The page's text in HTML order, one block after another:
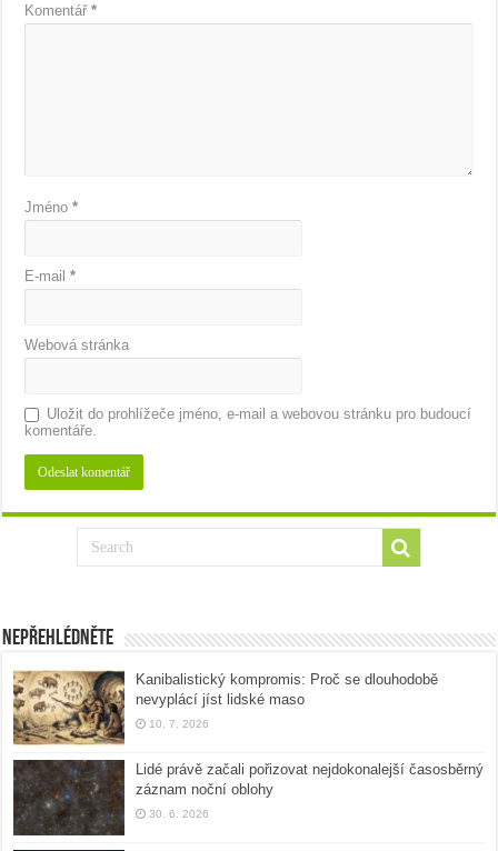
Komentář*
Jméno*
E-mail*
Webová stránka
Uložit do prohlížeče jméno, e-mail a webovou stránku pro budoucí
komentáře.
Nepřehlédněte
Kanibalistický kompromis: Proč se dlouhodobě
nevyplácí jíst lidské maso
10. 7. 2026
Lidé právě začali pořizovat nejdokonalejší časosběrný
záznam noční oblohy
30. 6. 2026